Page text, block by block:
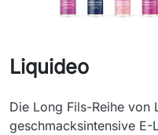
Liquideo
Die Long Fils-Reihe von
geschmacksintensive